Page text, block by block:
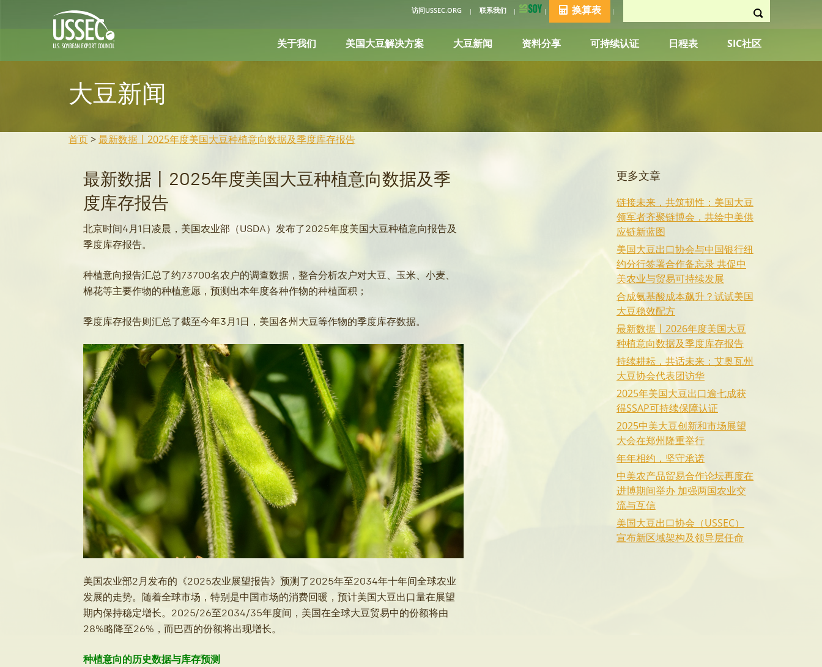
访问USSEC.ORG 联系我们 换算表
关于我们 美国大豆解决方案 大豆新闻 资料分享 可持续认证 日程表 SIC社区
大豆新闻
首页>最新数据丨2025年度美国大豆种植意向数据及季度库存报告
最新数据丨2025年度美国大豆种植意向数据及季
度库存报告
北京时间4月1日凌晨，美国农业部（USDA）发布了2025年度美国大豆种植意向报告及
季度库存报告。
种植意向报告汇总了约73700名农户的调查数据，整合分析农户对大豆、玉米、小麦、
棉花等主要作物的种植意愿，预测出本年度各种作物的种植面积；
季度库存报告则汇总了截至今年3月1日，美国各州大豆等作物的季度库存数据。
美国农业部2月发布的《2025农业展望报告》预测了2025年至2034年十年间全球农业
发展的走势。随着全球市场，特别是中国市场的消费回暖，预计美国大豆出口量在展望
期内保持稳定增长。2025/26至2034/35年度间，美国在全球大豆贸易中的份额将由
28%略降至26%，而巴西的份额将出现增长。
种植意向的历史数据与库存预测
更多文章
链接未来，共筑韧性：美国大豆
领军者齐聚链博会，共绘中美供
应链新蓝图
美国大豆出口协会与中国银行纽
约分行签署合作备忘录 共促中
美农业与贸易可持续发展
合成氨基酸成本飙升？试试美国
大豆稳效配方
最新数据丨2026年度美国大豆
种植意向数据及季度库存报告
持续耕耘，共话未来：艾奥瓦州
大豆协会代表团访华
2025年美国大豆出口逾七成获
得SSAP可持续保障认证
2025中美大豆创新和市场展望
大会在郑州隆重举行
年年相约，坚守承诺
中美农产品贸易合作论坛再度在
进博期间举办 加强两国农业交
流与互信
美国大豆出口协会（USSEC）
宣布新区域架构及领导层任命